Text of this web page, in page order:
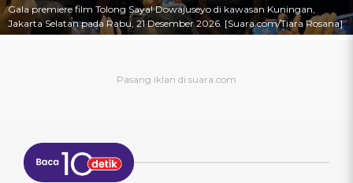
Gala premiere film Tolong Saya! Dowajuseyo di kawasan Kuningan,
Jakarta Selatan pada Rabu, 21 Desember 2026. [Suara.com/Tiara Rosana]